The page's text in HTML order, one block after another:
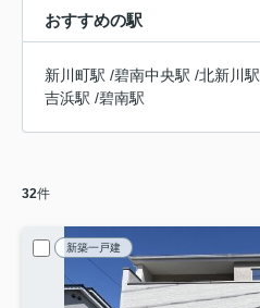
おすすめの駅
新川町駅 /碧南中央駅 /北新川駅
吉浜駅 /碧南駅
32件
新築一戸建